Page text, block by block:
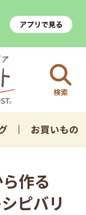
検索
お買いもの
作る
ピバリ